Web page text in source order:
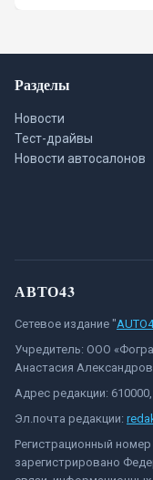
Разделы
Новости
Тест-драйвы
Новости автосалонов
АВТО43
Сетевое издание "
Учредитель: ООО
Анастасия
Адрес редакции:
Эл.почта редакции:
Регистрационный
зарегистрировано